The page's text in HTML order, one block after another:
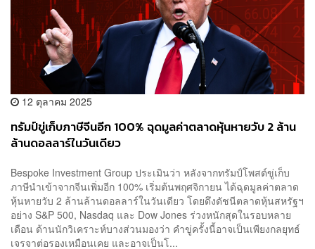
12 ตุลาคม 2025
ทรัมป์ขู่เก็บภาษีจีนอีก 100% ฉุดมูลค่าตลาดหุ้นหายวับ 2 ล้าน
ล้านดอลลาร์ในวันเดียว
Bespoke Investment Group ประเมินว่า หลังจากทรัมป์โพสต์ขู่เก็บ
ภาษีนำเข้าจากจีนเพิ่มอีก 100% เริ่มต้นพฤศจิกายน ได้ฉุดมูลค่าตลาด
หุ้นหายวับ 2 ล้านล้านดอลลาร์ในวันเดียว โดยดึงดัชนีตลาดหุ้นสหรัฐฯ
อย่าง S&P 500, Nasdaq และ Dow Jones ร่วงหนักสุดในรอบหลาย
เดือน ด้านนักวิเคราะห์บางส่วนมองว่า คำขู่ครั้งนี้อาจเป็นเพียงกลยุทธ์
เจรจาต่อรองเหมือนเคย และอาจเป็นโ...